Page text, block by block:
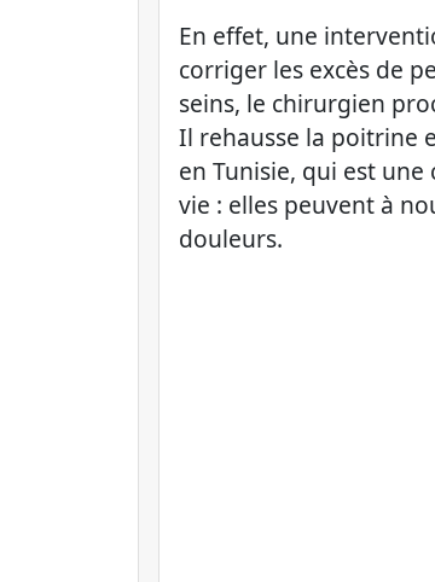
En effet, une
corriger les excès de
seins, le chirurgien
Il rehausse la poitrine
en Tunisie, qui est
vie : elles peuvent à
douleurs.